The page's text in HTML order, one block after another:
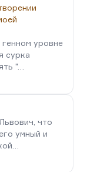
уровне
сурка
"…
что
умный и